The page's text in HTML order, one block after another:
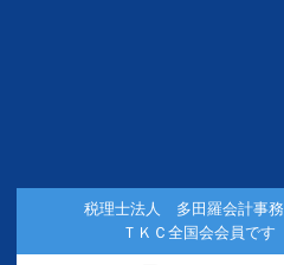
税理士法人 多田羅会計事
ＴＫＣ全国会会員です